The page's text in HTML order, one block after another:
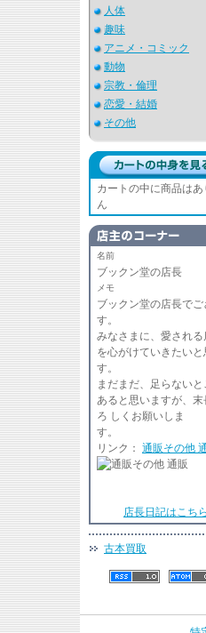
人体
趣味
アニメ・コミック
動物
宗教・倫理
恋愛・結婚
その他
カートの中に商品はあ
ん
名前
ブックン堂の店長
メモ
ブックン堂の店長でご
みなさまに、愛される
を心がけていきたいと
まだまだ、足らないと
あると思いますが、末
ろ しくお願いしま
リンク： 通販その他
店長日記はこちら
古本買取